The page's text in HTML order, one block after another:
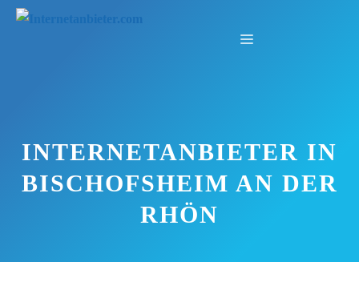
Zum
Menü
INTERNETANBIETER IN
BISCHOFSHEIM AN DER
RHÖN